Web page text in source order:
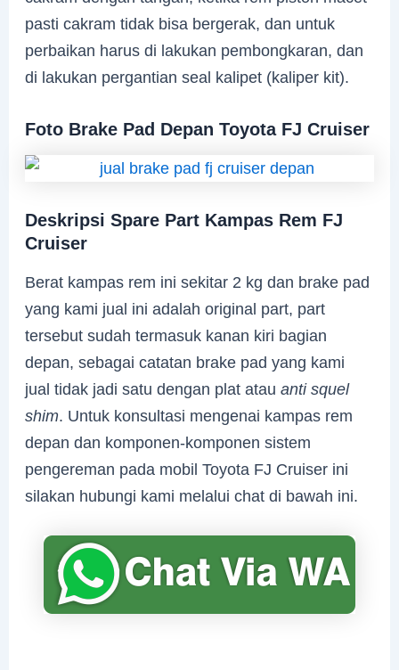
pasti cakram tidak bisa bergerak, dan untuk
perbaikan harus di lakukan pembongkaran, dan
di lakukan pergantian seal kalipet (kaliper kit).
Foto Brake Pad Depan Toyota FJ Cruiser
Deskripsi Spare Part Kampas Rem FJ
Cruiser
Berat kampas rem ini sekitar 2 kg dan brake pad
yang kami jual ini adalah original part, part
tersebut sudah termasuk kanan kiri bagian
depan, sebagai catatan brake pad yang kami
jual tidak jadi satu dengan plat atauanti squel
shim. Untuk konsultasi mengenai kampas rem
depan dan komponen-komponen sistem
pengereman pada mobil Toyota FJ Cruiser ini
silakan hubungi kami melalui chat di bawah ini.